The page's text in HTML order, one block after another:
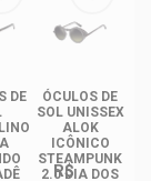
DE
ÓCULOS DE
SOL UNISSEX
ALOK
ICÔNICO
STEAMPUNK
2.0 DIA DOS
R$